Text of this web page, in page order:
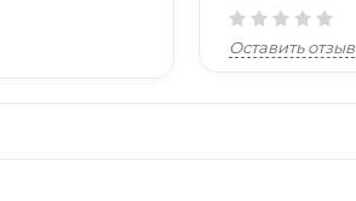
Оставить отзыв